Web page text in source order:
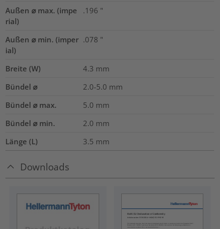
Außen ⌀ max. (impe
rial)
.196 "
Außen ⌀ min. (imper
ial)
.078 "
Breite (W) 4.3 mm
Bündel ⌀
2.0-5.0 mm
Bündel ⌀ max.
5.0 mm
Bündel ⌀ min.
2.0 mm
Länge (L)
3.5 mm
Downloads